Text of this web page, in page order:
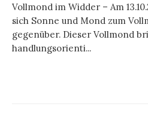
Vollmond im Widder – Am
sich Sonne und Mond zum
gegenüber. Dieser Vollmond
handlungsorienti...